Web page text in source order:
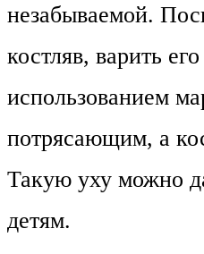
незабываемой.
костляв, варить
использованием
потрясающим, а
Такую уху можно
детям.